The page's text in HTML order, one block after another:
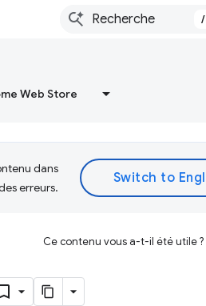
/
Web Store
dans
erreurs.
Ce contenu vous a-t-il été utile ?